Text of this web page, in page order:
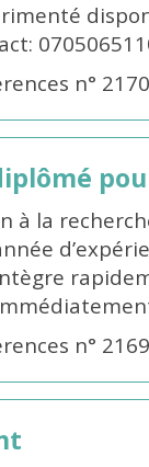
n°
à la
n°